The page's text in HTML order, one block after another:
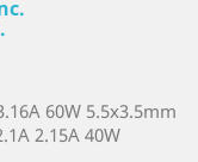
60W 5.5x3.5mm
2.15A 40W